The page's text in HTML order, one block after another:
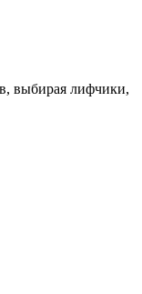
выбирая лифчики,